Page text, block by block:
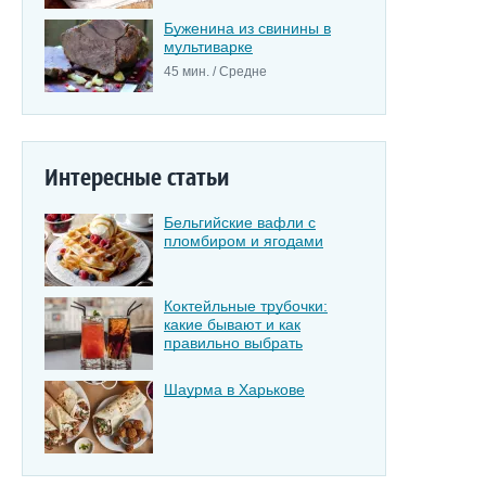
Буженина из свинины в
мультиварке
45 мин. / Средне
Интересные статьи
Бельгийские вафли с
пломбиром и ягодами
Коктейльные трубочки:
какие бывают и как
правильно выбрать
Шаурма в Харькове